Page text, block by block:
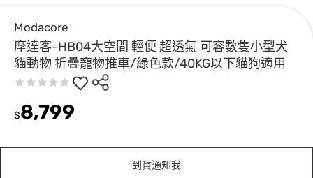
Modacore
摩達客-HB04大空間 輕便 超透氣 可容數隻小型犬
貓動物 折疊寵物推車/綠色款/40KG以下貓狗適用
$8,799
到貨通知我